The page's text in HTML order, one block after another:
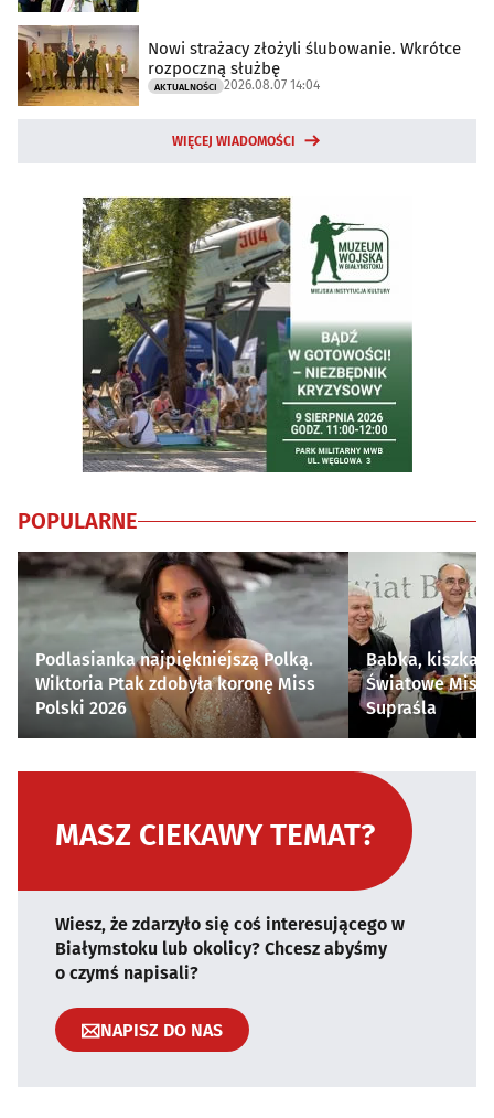
Nowi strażacy złożyli ślubowanie. Wkrótce
rozpoczną służbę
AKTUALNOŚCI 2026.08.07 14:04
WIĘCEJ WIADOMOŚCI
POPULARNE
Podlasianka najpiękniejszą Polką.
Wiktoria Ptak zdobyła koronę Miss
Polski 2026
Babka, kiszka i
Światowe
Supraśla
MASZ CIEKAWY TEMAT?
Wiesz, że zdarzyło się coś interesującego w
Białymstoku lub okolicy? Chcesz abyśmy
o czymś napisali?
NAPISZ DO NAS